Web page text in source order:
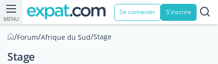
MENU
Se connecter S'inscrire
/Forum/Afrique du Sud/Stage
Stage